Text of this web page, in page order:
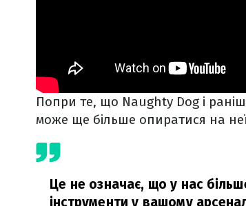
Попри те, що Naughty Dog і
може ще більше опиратися на неї
Це не означає, що у нас
інструменти у вашому